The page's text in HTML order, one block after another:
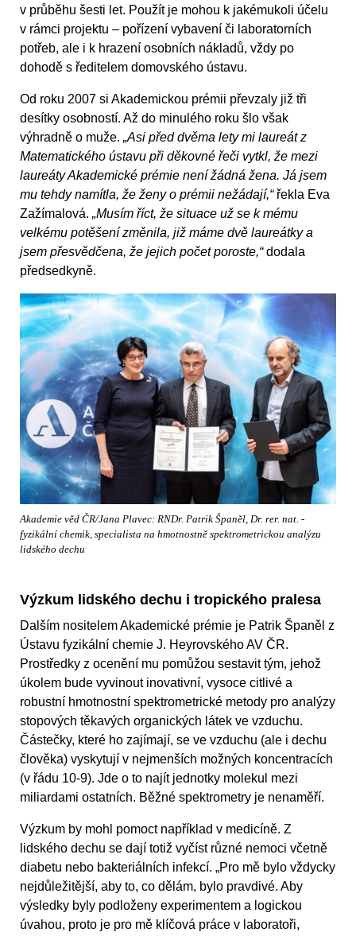
v průběhu šesti let. Použít je mohou k jakémukoli účelu
v rámci projektu – pořízení vybavení či laboratorních
potřeb, ale i k hrazení osobních nákladů, vždy po
dohodě s ředitelem domovského ústavu.
Od roku 2007 si Akademickou prémii převzaly již tři
desítky osobností. Až do minulého roku šlo však
výhradně o muže. „Asi před dvěma lety mi laureát z
Matematického ústavu při děkovné řeči vytkl, že mezi
laureáty Akademické prémie není žádná žena. Já jsem
mu tehdy namítla, že ženy o prémii nežádají,“řekla Eva
Zažímalová. „Musím říct, že situace už se k mému
velkému potěšení změnila, již máme dvě laureátky a
jsem přesvědčena, že jejich počet poroste,“dodala
předsedkyně.
Akademie věd ČR/Jana Plavec: RNDr. Patrik Španěl, Dr. rer. nat. -
fyzikální chemik, specialista na hmotnostně spektrometrickou analýzu
lidského dechu
Výzkum lidského dechu i tropického pralesa
Dalším nositelem Akademické prémie je Patrik Španěl z
Ústavu fyzikální chemie J. Heyrovského AV ČR.
Prostředky z ocenění mu pomůžou sestavit tým, jehož
úkolem bude vyvinout inovativní, vysoce citlivé a
robustní hmotnostní spektrometrické metody pro analýzy
stopových těkavých organických látek ve vzduchu.
Částečky, které ho zajímají, se ve vzduchu (ale i dechu
člověka) vyskytují v nejmenších možných koncentracích
(v řádu 10-9). Jde o to najít jednotky molekul mezi
miliardami ostatních. Běžné spektrometry je nenaměří.
Výzkum by mohl pomoct například v medicíně. Z
lidského dechu se dají totiž vyčíst různé nemoci včetně
diabetu nebo bakteriálních infekcí. „Pro mě bylo vždycky
nejdůležitější, aby to, co dělám, bylo pravdivé. Aby
výsledky byly podloženy experimentem a logickou
úvahou, proto je pro mě klíčová práce v laboratoři,